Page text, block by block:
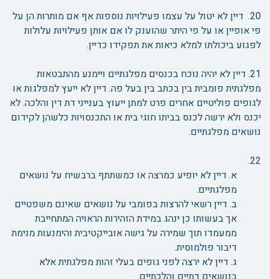
20. דיין לא יטול על עצמו פעילויות נוספות אף אם מותרות הן על
פי אופיין או על פי היתר שהוענק לו אם אותן פעילויות עלולות
לפגוע ביכולתו למלא כיאות את תפקידו כדיין.
21. דיין לא יהיה נוכח בכנסים מפלגתיים ויימנע מהתבטאות
מפלגתית פומבית בין בכתב בין בעל פה. דיין לא ייעץ למפלגות או
לגופים פוליטיים אחרים פרט למתן ייעוץ בענייני דת דין והלכה. לא
יכנס ולא ירשה לכנס בביתו חוגי בית או התכנסויות כלשהן לקידום
נושאים מפלגתיים.
22.
א. דיין לא יופיע כמרצה או כמשתתף ברבשיח על נושאים
מפלגתיים.
ב. דיין רשאי להרצות בפומבי על נושאים שאינם משפטיים
אך בעשותו כן ינהג במידת הזהירות הראויה המתחייבת
ממעמדו תוך שמירה על גישה אובייקטיבית והימנעות מנימת
דיבור פולמוסית.
ג. דיין לא ירצה לפני גופים בעלי זהות מפלגתית אלא